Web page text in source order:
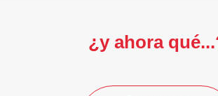
¿y ahora